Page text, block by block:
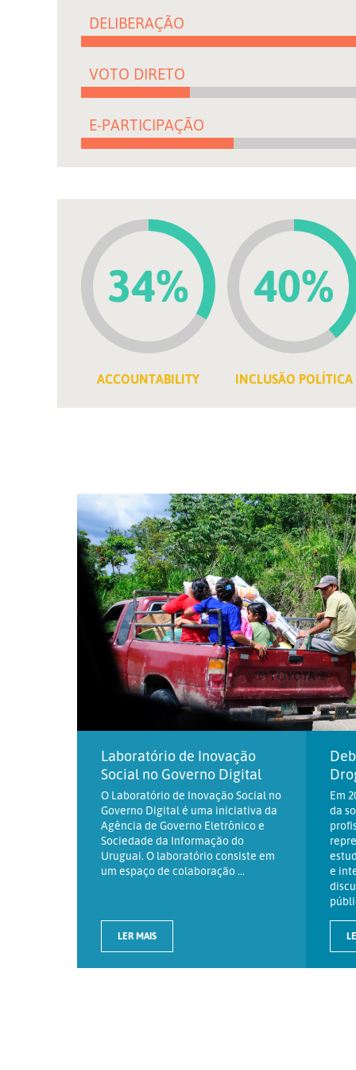
DELIBERAÇÃO
VOTO DIRETO
E-PARTICIPAÇÃO
34%
ACCOUNTABILITY
40%
INCLUSÃO POLÍTICA
Laboratório de Inovação
Social no Governo Digital
O Laboratório de Inovação Social no
Governo Digital é uma iniciativa da
Agência de Governo Eletrônico e
Sociedade da Informação do
Uruguai. O laboratório consiste em
um espaço de colaboração ...
LER MAIS
Em
da
e